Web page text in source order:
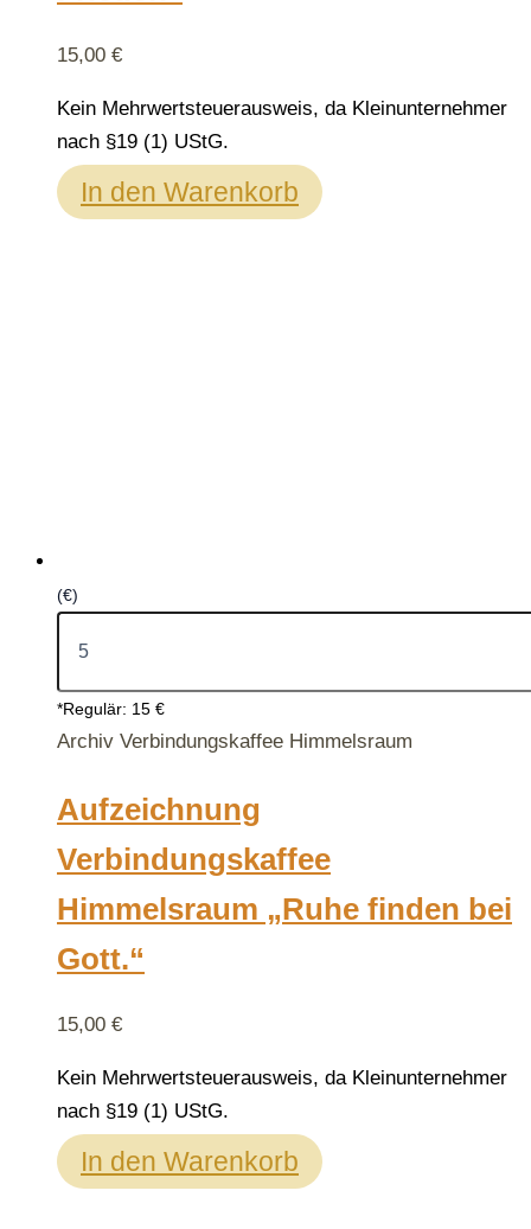
15,00 €
Kein Mehrwertsteuerausweis, da Kleinunternehmer
nach §19 (1) UStG.
In den Warenkorb
(€)
*Regulär: 15 €
Archiv Verbindungskaffee Himmelsraum
Aufzeichnung
Verbindungskaffee
Himmelsraum „Ruhe finden bei
Gott.“
15,00 €
Kein Mehrwertsteuerausweis, da Kleinunternehmer
nach §19 (1) UStG.
In den Warenkorb